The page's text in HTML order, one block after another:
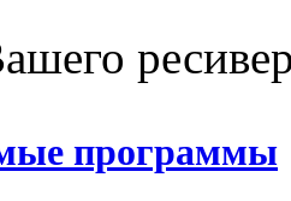
программы